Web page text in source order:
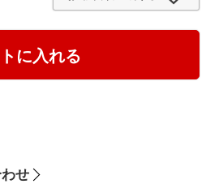
に入れる
せ